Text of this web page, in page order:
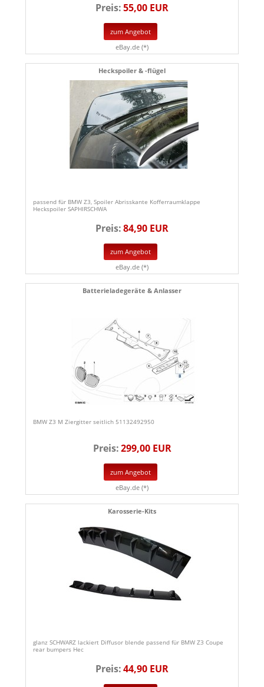
Preis:55,00 EUR
zum Angebot
eBay.de (*)
Heckspoiler & -flügel
passend für BMW Z3, Spoiler Abrisskante Kofferraumklappe
Heckspoiler SAPHIRSCHWA
Preis:84,90 EUR
zum Angebot
eBay.de (*)
Batterieladegeräte & Anlasser
BMW Z3 M Ziergitter seitlich 51132492950
Preis:299,00 EUR
zum Angebot
eBay.de (*)
Karosserie-Kits
glanz SCHWARZ lackiert Diffusor blende passend für BMW Z3 Coupe
rear bumpers Hec
Preis:44,90 EUR